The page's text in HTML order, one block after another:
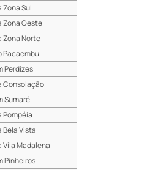
Sul
Zona Oeste
Zona Norte
Pacaembu
Perdizes
Consolação
Sumaré
Pompéia
Bela Vista
Vila Madalena
Pinheiros